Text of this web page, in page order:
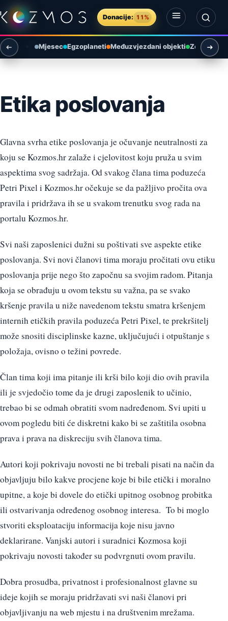
Preskoči na sadržaj
Donacije: 11%
Otvori izbornik
Otvori pretragu
Mjesec Egzoplaneti Međuzvjezdani objekti Zemlja i
Etika poslovanja
Glavna svrha etike poslovanja je očuvanje neutralnosti za
koju se Kozmos.hr zalaže i cjelovitost koju pruža u svim
aspektima svog sadržaja. Od svakog člana tima poduzeća
Petri Pixel i Kozmos.hr očekuje se da pažljivo pročita ova
pravila i pridržava ih se u svakom trenutku svog rada na
portalu Kozmos.hr.
Svi naši zaposlenici dužni su poštivati sve aspekte etike
poslovanja. Svi novi članovi tima moraju pročitati ovu etiku
poslovanja prije nego što započnu sa svojim radom. Pitanja
koja se obrađuju u ovom tekstu su važna, pa se svako
kršenje pravila u niže navedenom tekstu smatra kršenjem
internih etičkih pravila poduzeća Petri Pixel, te prekršitelj
može snositi disciplinske kazne, uključujući i otpuštanje s
položaja, ovisno o težini povrede.
Član tima koji ima pitanje ili krši bilo koji dio ovih pravila
ili je svjedočio tome da je drugi zaposlenik to učinio,
trebao bi se odmah obratiti svom nadređenom. Svi upiti u
ovom pogledu biti će diskretni kako bi se zaštitila osobna
prava i prava na diskreciju svih članova tima.
Autori koji pokrivaju novosti ne bi trebali pisati na način da
objavljuju bilo kakve procjene koje bi bile etički i moralno
upitne, a koje bi dovele do etički upitnog osobnog probitka
ili ostvarivanja određenog osobnog interesa. To bi moglo
stvoriti eksploataciju informacija koje nisu javno
deklarirane. Vanjski autori i suradnici Kozmosa koji
pokrivaju novosti također su podvrgnuti ovom pravilu.
Dobra prosudba, privatnost i profesionalnost glavne su
ideje kojih se moraju pridržavati svi naši članovi pri
objavljivanju na web mjestu i na društvenim mrežama.